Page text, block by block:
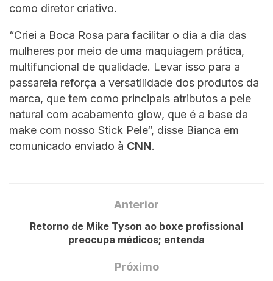
como diretor criativo.
“Criei a Boca Rosa para facilitar o dia a dia das
mulheres por meio de uma maquiagem prática,
multifuncional de qualidade. Levar isso para a
passarela reforça a versatilidade dos produtos da
marca, que tem como principais atributos a pele
natural com acabamento glow, que é a base da
make com nosso Stick Pele“, disse Bianca em
comunicado enviado à CNN.
Anterior
Retorno de Mike Tyson ao boxe profissional
preocupa médicos; entenda
Próximo